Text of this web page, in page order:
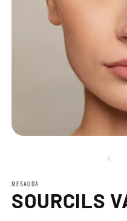
une
fenêtre
modale
MESAUDA
SOURCILS